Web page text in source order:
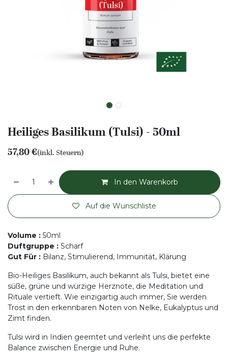
Heiliges Basilikum (Tulsi) - 50ml
57,80€(inkl. Steuern)
In den Warenkorb
Auf die Wunschliste
Volume : 50ml
Duftgruppe : Scharf
Gut Für : Bilanz, Stimulierend, Immunität, Klärung
Bio-Heiliges Basilikum, auch bekannt als Tulsi, bietet eine
süße, grüne und würzige Herznote, die Meditation und
Rituale vertieft. Wie einzigartig auch immer, Sie werden
Trost in den erkennbaren Noten von Nelke, Eukalyptus und
Zimt finden.
Tulsi wird in Indien geerntet und verleiht uns die perfekte
Balance zwischen Energie und Ruhe.